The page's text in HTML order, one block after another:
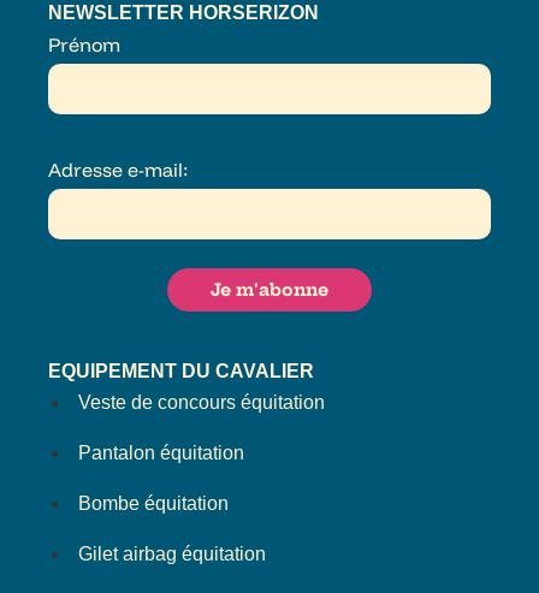
EQUIPEMENT DU CAVALIER
Veste de concours équitation
Pantalon équitation
Bombe équitation
Gilet airbag équitation
NEWSLETTER HORSERIZON
Prénom
Adresse e-mail: